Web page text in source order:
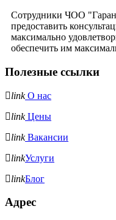
Сотрудники ЧОО
предоставить
максимально
обеспечить им
Полезные ссылки
linkО нас
linkЦены
linkВакансии
linkУслуги
linkБлог
Адрес